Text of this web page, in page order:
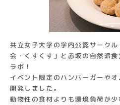
共立女子大学の学内公認サーク
会・くすくす」と赤坂の自然派
ラボ！
イベント限定のハンバーガーや
開発しました。
動物性の食材よりも環境負荷が